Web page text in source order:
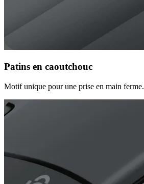
Patins en caoutchouc
Motif unique pour une prise en main ferme.